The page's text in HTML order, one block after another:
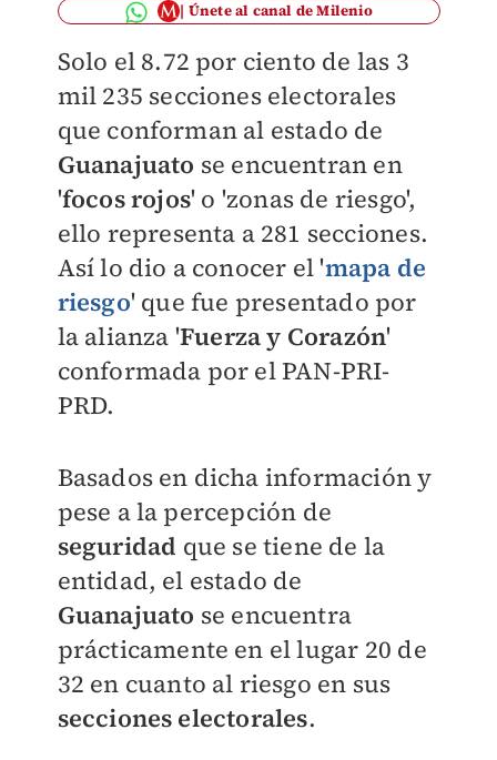
Únete al canal de Milenio
Solo el 8.72 por ciento de las 3
mil 235 secciones electorales
que conforman al estado de
Guanajuato se encuentran en
'focos rojos' o 'zonas de riesgo',
ello representa a 281 secciones.
Así lo dio a conocer el 'mapa de
riesgo' que fue presentado por
la alianza 'Fuerza y Corazón'
conformada por el PAN-PRI-
PRD.
Basados en dicha información y
pese a la percepción de
seguridad que se tiene de la
entidad, el estado de
Guanajuato se encuentra
prácticamente en el lugar 20 de
32 en cuanto al riesgo en sus
secciones electorales.